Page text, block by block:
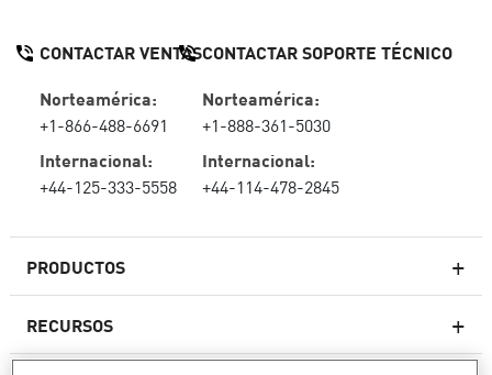
PRODUCTOS
Firewall de última generación
RECURSOS
CONTACTAR VENTAS
Norteamérica:
+1-866-488-6691
Internacional:
+44-125-333-5558
CONTACTAR SOPORTE TÉCNICO
Norteamérica:
+1-888-361-5030
Internacional:
+44-114-478-2845